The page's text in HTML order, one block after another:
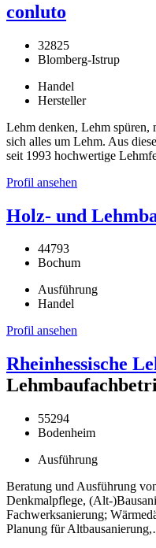
conluto
32825
Blomberg-Istrup
Handel
Hersteller
Lehm denken, Lehm spüren,
sich alles um Lehm. Aus
seit 1993 hochwertige
Profil ansehen
Holz- und
44793
Bochum
Ausführung
Handel
Profil ansehen
Rheinhessische
55294
Bodenheim
Ausführung
Beratung und Ausführung
Denkmalpflege, (Alt-
Fachwerksanierung;
Planung für